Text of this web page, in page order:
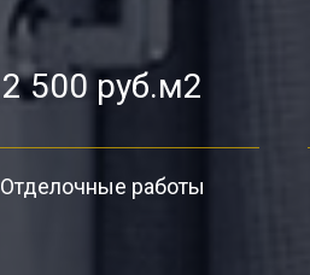
2 500 руб.м2
Отделочные работы